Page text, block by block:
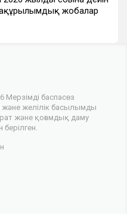
жобалар
Мерзімді баспасөз
және желілік басылымды
және қоғамдық даму